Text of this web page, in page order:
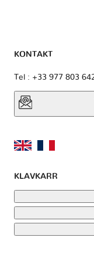
KONTAKT
Tel : +33 977 803
KLAVKARR